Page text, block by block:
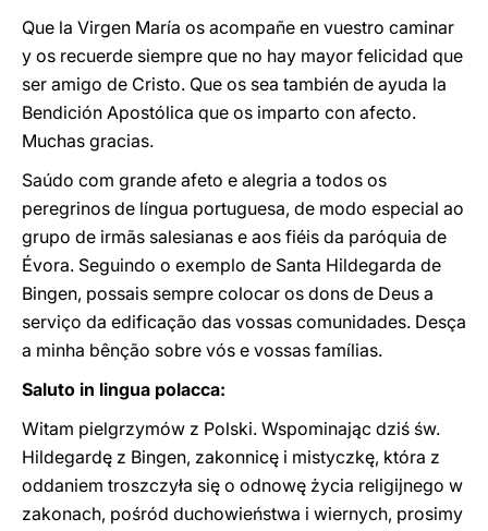
Que la Virgen María os acompa­ñe en vuestro caminar
y os recuerde siempre que no hay mayor felicidad que
ser amigo de Cristo. Que os sea también de ayuda la
Bendición Apostólica que os imparto con afecto.
Muchas gracias.
Saúdo com grande afeto e alegria a todos os
peregrinos de língua portuguesa, de modo especial ao
grupo de irmãs salesianas e aos fiéis da paróquia de
Évora. Seguindo o exemplo de Santa Hildegarda de
Bingen, possais sempre colocar os dons de Deus a
serviço da edificação das vossas comunidades. Desça
a minha bênção sobre vós e vossas famílias.
Saluto in lingua polacca:
Witam pielgrzymów z Polski. Wspominając dziś św.
Hildegardę z Bingen, zakonnicę i mistyczkę, która z
oddaniem troszczyła się o odnowę życia religijnego w
zakonach, pośród duchowieństwa i wiernych, prosimy